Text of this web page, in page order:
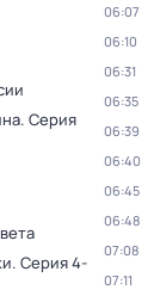
. Серия
. Серия 4-
06:07
06:10
06:31
06:35
06:39
06:40
06:45
06:48
07:08
07:11